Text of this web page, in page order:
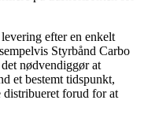
efter en enkelt
Styrbånd Carbo
nødvendiggør at
et bestemt tidspunkt,
distribueret forud for at